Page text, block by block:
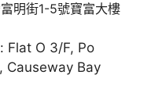
明街1-5號寶富大樓
Flat O 3/F, Po
Causeway Bay